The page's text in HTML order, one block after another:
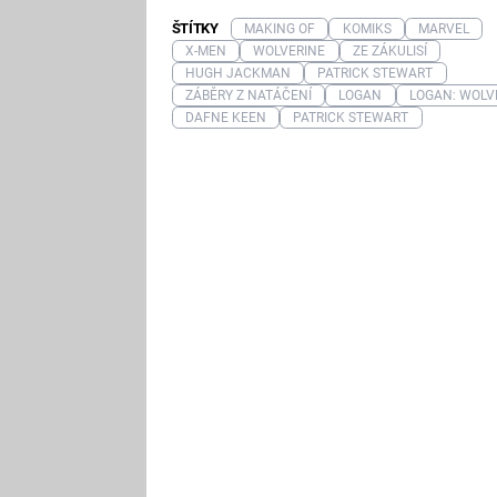
ŠTÍTKY MAKING OF KOMIKS
MARVEL
X-MEN
WOLVERINE
ZE ZÁKULISÍ
HUGH JACKMAN
PATRICK STEWART
ZÁBĚRY Z NATÁČENÍ
LOGAN
LOGAN:
DAFNE KEEN
PATRICK STEWART